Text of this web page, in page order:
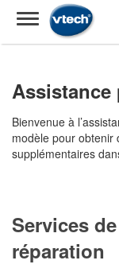
Bienvenue à
modèle pour obtenir
supplémentaires
Services
réparation